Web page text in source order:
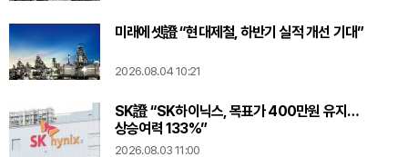
미래에셋證 “현대제철, 하반기 실적 개선 기대”
2026.08.04 10:21
SK證 “SK하이닉스, 목표가 400만원 유지…
상승여력 133%”
2026.08.03 11:00